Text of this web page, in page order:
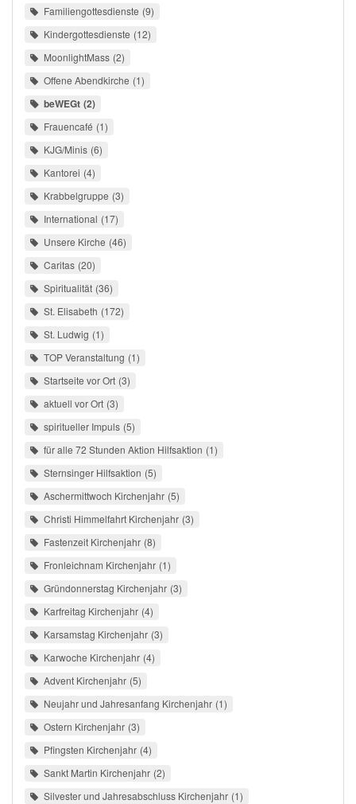
Familiengottesdienste 9
Kindergottesdienste 12
MoonlightMass 2
Offene Abendkirche 1
beWEGt 2
Frauencafé 1
KJG/Minis 6
Kantorei 4
Krabbelgruppe 3
International 17
Unsere Kirche 46
Caritas 20
Spiritualität 36
St. Elisabeth 172
St. Ludwig 1
TOP Veranstaltung 1
Startseite vor Ort 3
aktuell vor Ort 3
spiritueller Impuls 5
für alle 72 Stunden Aktion Hilfsaktion 1
Sternsinger Hilfsaktion 5
Aschermittwoch Kirchenjahr 5
Christi Himmelfahrt Kirchenjahr 3
Fastenzeit Kirchenjahr 8
Fronleichnam Kirchenjahr 1
Gründonnerstag Kirchenjahr 3
Karfreitag Kirchenjahr 4
Karsamstag Kirchenjahr 3
Karwoche Kirchenjahr 4
Advent Kirchenjahr 5
Neujahr und Jahresanfang Kirchenjahr 1
Ostern Kirchenjahr 3
Pfingsten Kirchenjahr 4
Sankt Martin Kirchenjahr 2
Silvester und Jahresabschluss Kirchenjahr 1